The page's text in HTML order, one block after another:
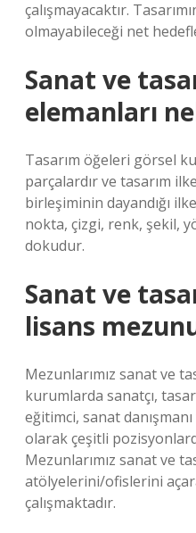
çalışmayacaktır.
olmayabileceği net
Sanat ve
elemanları
Tasarım öğeleri görsel
parçalardır ve tasarım
birleşiminin dayandığı
nokta, çizgi, renk, şekil,
dokudur.
Sanat ve
lisans
Mezunlarımız sanat ve
kurumlarda sanatçı,
eğitimci, sanat
olarak çeşitli
Mezunlarımız sanat ve
atölyelerini/ofislerini
çalışmaktadır.